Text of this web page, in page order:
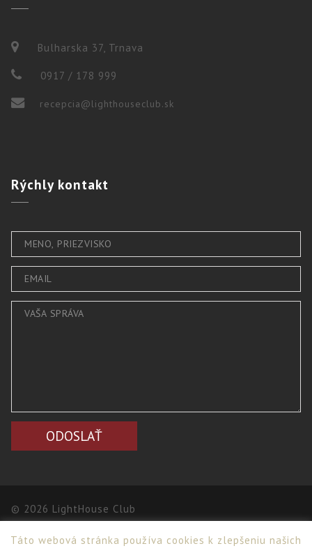
Bulharska 37, Trnava
0917 / 178 999
recepcia@lighthouseclub.sk
Rýchlykontakt
© 2026 LightHouse Club
Táto webová stránka používa cookies k zlepšeniu našich